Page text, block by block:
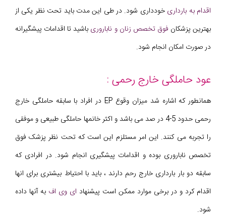
اقدام به بارداری خودداری شود. در طی این مدت باید تحت نظر یکی از
بهترین پزشکان فوق تخصص زنان و ناباروری باشید تا اقدامات پیشگیرانه
در صورت امکان انجام شود.
عود حاملگی خارج رحمی :
همانطور که اشاره شد میزان وقوع EP در افراد با سابقه حاملگی خارج
رحمی حدود 5-4 در صد می باشد و اکثر خانمها حاملگی طبیعی و موفقی
را تجربه می کنند. این امر مستلزم این است که تحت نظر پزشک فوق
تخصص ناباروری بوده و اقدامات پیشگیری انجام شود. در افرادی که
سابقه دو بار بارداری خارج رحم دارند ، باید با احتیاط بیشتری برای انها
اقدام کرد و در برخی موارد ممکن است پیشنهاد ای وی اف به آنها داده
شود.